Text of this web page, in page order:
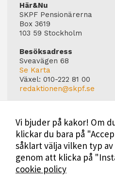
Här&Nu
SKPF Pensionärerna
Box 3619
103 59 Stockholm
Besöksadress
Sveavägen 68
Se Karta
Växel: 010-222 81 00
redaktionen@skpf.se
Markus Dahlberg
Tel: 0720-88 17 17
markus.dahlberg@skpf.se
Annonsering
Swartling & Bergström
Birger Jarlsgatan 110
Vi bjuder på kakor! Om
klickar du bara på
såklart välja vilken typ
genom att klicka på
cookie policy